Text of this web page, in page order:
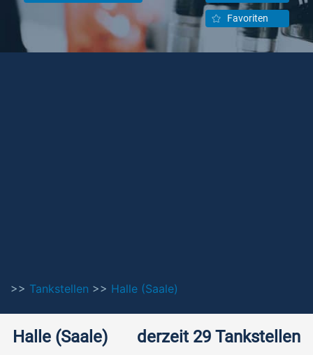
Favoriten
>> Tankstellen >> Halle (Saale)
Halle (Saale) derzeit 29 Tankstellen